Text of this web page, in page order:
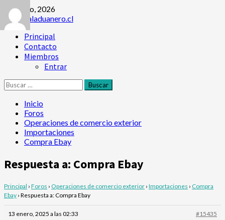
Saltar
al
contenido
6 agosto, 2026
Menú
principal
Principal
Contacto
Miembros
Entrar
Buscar:
Inicio
Foros
Operaciones de comercio exterior
Importaciones
Compra Ebay
Respuesta a: Compra Ebay
Principal › Foros › Operaciones de comercio exterior › Importaciones › Compra
Ebay › Respuesta a: Compra Ebay
13 enero, 2025 a las 02:33
#15435